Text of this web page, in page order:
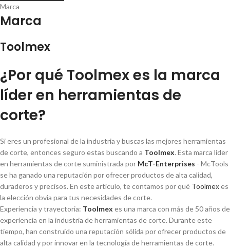
Marca
Marca
Toolmex
¿Por qué Toolmex es la marca
lí­der en herramientas de
corte?
Si eres un profesional de la industria y buscas las mejores herramientas
de corte, entonces seguro estas buscando a Toolmex. Esta marca lí­der
en herramientas de corte suministrada por McT-Enterprises - McTools
se ha ganado una reputación por ofrecer productos de alta calidad,
duraderos y precisos. En este artí­culo, te contamos por qué Toolmexes
la elección obvia para tus necesidades de corte.
Experiencia y trayectoria: Toolmexes una marca con más de 50 años de
experiencia en la industria de herramientas de corte. Durante este
tiempo, han construido una reputación sólida por ofrecer productos de
alta calidad y por innovar en la tecnologí­a de herramientas de corte.